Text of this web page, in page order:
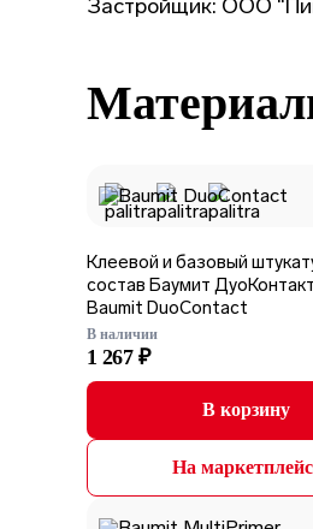
Застройщик: ООО
Клеевой и базовый
состав Баумит ДуоКонтакт
Baumit DuoContact
В наличии
1 267 ₽
В корзину
На